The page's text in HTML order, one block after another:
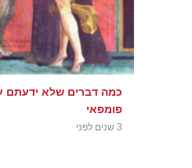
כמה דברים שלא ידעתם
פומפאי
3 שנים לפני